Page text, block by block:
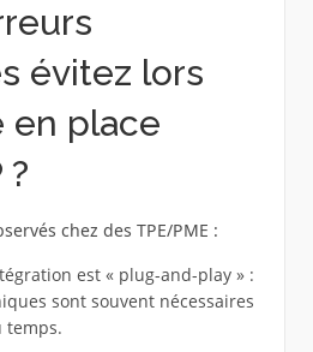
évitez lors
en place
?
chez des TPE/PME :
est « plug-and-play » :
sont souvent nécessaires
temps.